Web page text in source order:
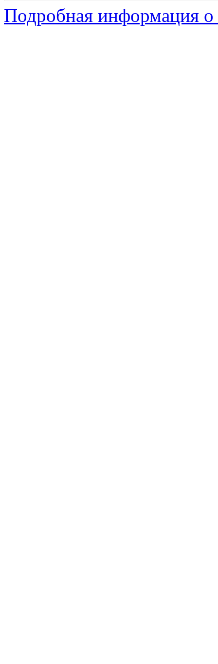
Подробная информация